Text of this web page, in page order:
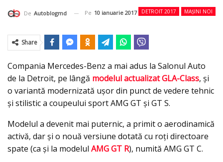
DETROIT 2017 MAȘINI NOI
De Autoblogmd Pe 10 ianuarie 2017
Share
Compania Mercedes-Benz a mai adus la Salonul Auto
de la Detroit, pe lângă modelul actualizat GLA-Class, şi
o variantă modernizată uşor din punct de vedere tehnic
şi stilistic a coupeului sport AMG GT şi GT S.
Modelul a devenit mai puternic, a primit o aerodinamică
activă, dar şi o nouă versiune dotată cu roţi directoare
spate (ca şi la modelul AMG GT R), numită AMG GT C.